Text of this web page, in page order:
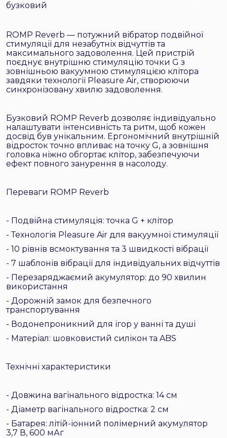
бузковий
ROMP Reverb — потужний вібратор подвійної
стимуляції для незабутніх відчуттів та
максимального задоволення. Цей пристрій
поєднує внутрішню стимуляцію точки G з
зовнішньою вакуумною стимуляцією клітора
завдяки технології Pleasure Air, створюючи
синхронізовану хвилю задоволення.
Бузковий ROMP Reverb дозволяє індивідуально
налаштувати інтенсивність та ритм, щоб кожен
досвід був унікальним. Ергономічний внутрішній
відросток точно впливає на точку G, а зовнішня
головка ніжно обгортає клітор, забезпечуючи
ефект повного занурення в насолоду.
Переваги ROMP Reverb
- Подвійна стимуляція: точка G + клітор
- Технологія Pleasure Air для вакуумної стимуляції
- 10 рівнів всмоктування та 3 швидкості вібрації
- 7 шаблонів вібрації для індивідуальних відчуттів
- Перезаряджаємий акумулятор: до 90 хвилин
використання
- Дорожній замок для безпечного
транспортування
- Водонепроникний для ігор у ванні та душі
- Матеріал: шовковистий силікон та ABS
Технічні характеристики
- Довжина вагінального відростка: 14 см
- Діаметр вагінального відростка: 2 см
- Батарея: літій-іонний полімерний акумулятор
3,7 В, 600 мАг